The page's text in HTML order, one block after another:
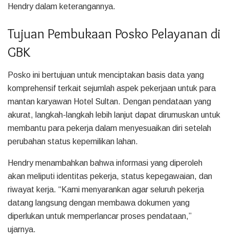
Hendry dalam keterangannya.
Tujuan Pembukaan Posko Pelayanan di
GBK
Posko ini bertujuan untuk menciptakan basis data yang
komprehensif terkait sejumlah aspek pekerjaan untuk para
mantan karyawan Hotel Sultan. Dengan pendataan yang
akurat, langkah-langkah lebih lanjut dapat dirumuskan untuk
membantu para pekerja dalam menyesuaikan diri setelah
perubahan status kepemilikan lahan.
Hendry menambahkan bahwa informasi yang diperoleh
akan meliputi identitas pekerja, status kepegawaian, dan
riwayat kerja. “Kami menyarankan agar seluruh pekerja
datang langsung dengan membawa dokumen yang
diperlukan untuk memperlancar proses pendataan,”
ujarnya.